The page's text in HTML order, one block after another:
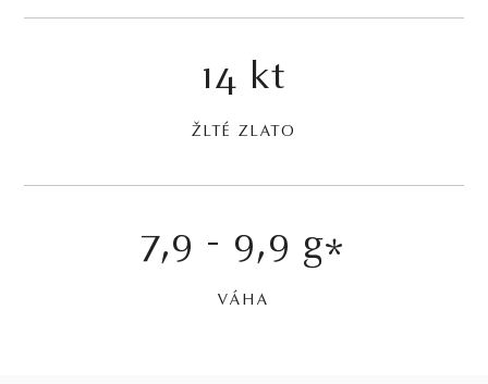
14 kt
ŽLTÉ ZLATO
7,9 - 9,9 g*
VÁHA